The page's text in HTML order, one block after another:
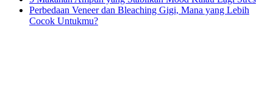
Perbedaan Veneer dan Bleaching Gigi, Mana yang Lebih
Cocok Untukmu?